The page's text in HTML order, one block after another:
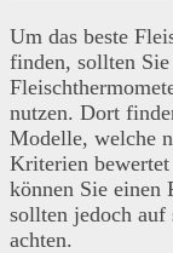
Um das beste
finden, sollten
nutzen. Dort
Modelle, welche
Kriterien
können Sie einen
sollten jedoch auf
achten.